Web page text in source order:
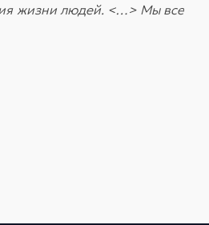
жизни людей. <…> Мы все